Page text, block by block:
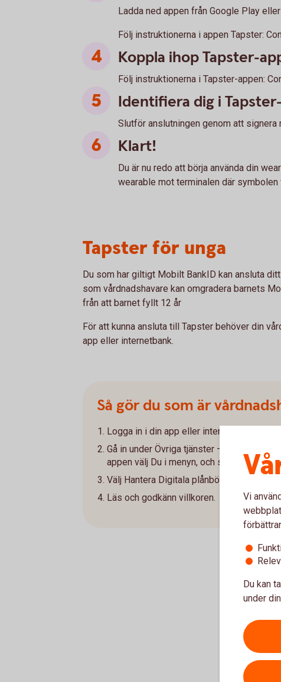
Ladda ned appen från Google Play
Följ instruktionerna i appen Tapster:
Koppla ihop Tapster-
Följ instruktionerna i Tapster-appen:
Identifiera dig i
Slutför anslutningen genom att
Klart!
Du är nu redo att börja använda din
wearable mot terminalen där
Tapster för unga
Du som har giltigt Mobilt BankID kan ansluta
som vårdnadshavare kan omgradera barnets
från att barnet fyllt 12 år
För att kunna ansluta till Tapster behöver din
app eller internetbank.
Så gör du som är
Logga in i din app eller internetbank.
Gå in under Övriga tjänster – Barns
appen välj Du i menyn, och sedan Barns
Välj Hantera Digitala plånböcker och gå
Läs och godkänn villkoren.
Vi
Du kan
under